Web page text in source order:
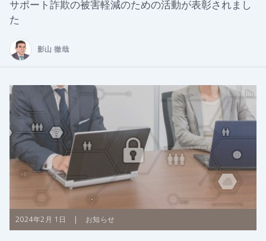
サポート詐欺の被害軽減のための活動が表彰されまし
た
影山 徹哉
2024年2月 1日 | お知らせ